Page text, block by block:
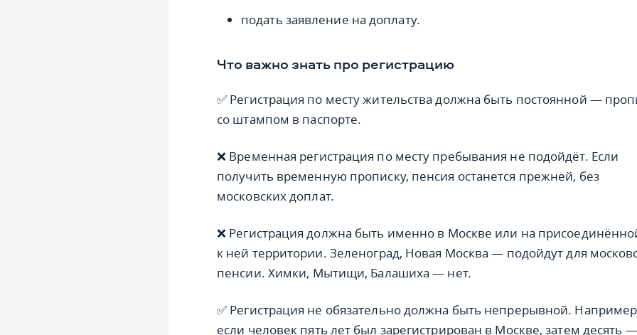
подать заявление на доплату.
Что важно знать про регистрацию
✅ Регистрация по месту жительства должна быть постоянной —
со штампом в паспорте.
❌ Временная регистрация по месту пребывания не подойдёт. Если
получить временную прописку, пенсия останется прежней, без
московских доплат.
❌ Регистрация должна быть именно в Москве или на
к ней территории. Зеленоград, Новая Москва — подойдут для
пенсии. Химки, Мытищи, Балашиха — нет.
✅ Регистрация не обязательно должна быть непрерывной.
если человек пять лет был зарегистрирован в Москве, затем десять —